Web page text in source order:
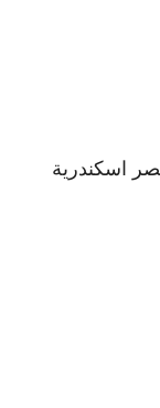
الكيلو 28 طريق مصر اسكندرية